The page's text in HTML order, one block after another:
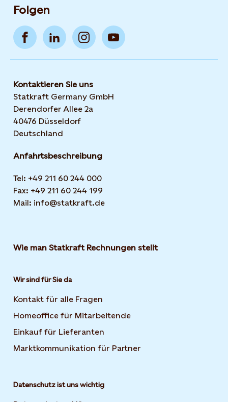
Folgen
Kontaktieren Sie uns
Statkraft Germany GmbH
Derendorfer Allee 2a
40476 Düsseldorf
Deutschland
Anfahrtsbeschreibung
Tel: +49 211 60 244 000
Fax: +49 211 60 244 199
Mail: info@statkraft.de
Wie man Statkraft Rechnungen stellt
Wir sind für Sie da
Kontakt für alle Fragen
Homeoffice für Mitarbeitende
Einkauf für Lieferanten
Marktkommunikation für Partner
Datenschutz ist uns wichtig